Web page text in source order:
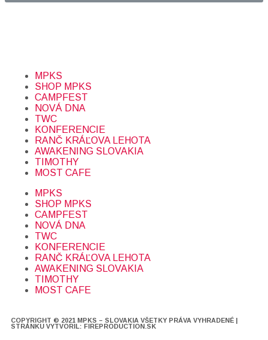
MPKS
SHOP MPKS
CAMPFEST
NOVÁ DNA
TWC
KONFERENCIE
RANČ KRÁĽOVA LEHOTA
AWAKENING SLOVAKIA
TIMOTHY
MOST CAFE
MPKS
SHOP MPKS
CAMPFEST
NOVÁ DNA
TWC
KONFERENCIE
RANČ KRÁĽOVA LEHOTA
AWAKENING SLOVAKIA
TIMOTHY
MOST CAFE
COPYRIGHT © 2021 MPKS – SLOVAKIA VŠETKY PRÁVA VYHRADENÉ |
STRÁNKU VYTVORIL: FIREPRODUCTION.SK